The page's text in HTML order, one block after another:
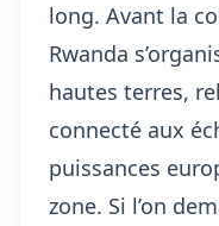
long. Avant la
Rwanda
hautes terres,
connecté aux
puissances
zone. Si l’on